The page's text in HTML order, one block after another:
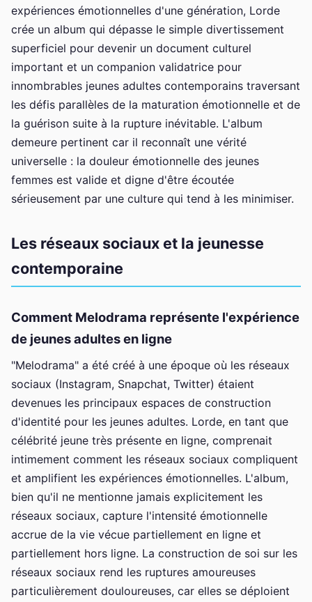
expériences émotionnelles d'une génération, Lorde
crée un album qui dépasse le simple divertissement
superficiel pour devenir un document culturel
important et un companion validatrice pour
innombrables jeunes adultes contemporains traversant
les défis parallèles de la maturation émotionnelle et de
la guérison suite à la rupture inévitable. L'album
demeure pertinent car il reconnaît une vérité
universelle : la douleur émotionnelle des jeunes
femmes est valide et digne d'être écoutée
sérieusement par une culture qui tend à les minimiser.
Les réseaux sociaux et la jeunesse
contemporaine
Comment Melodrama représente l'expérience
de jeunes adultes en ligne
"Melodrama" a été créé à une époque où les réseaux
sociaux (Instagram, Snapchat, Twitter) étaient
devenues les principaux espaces de construction
d'identité pour les jeunes adultes. Lorde, en tant que
célébrité jeune très présente en ligne, comprenait
intimement comment les réseaux sociaux compliquent
et amplifient les expériences émotionnelles. L'album,
bien qu'il ne mentionne jamais explicitement les
réseaux sociaux, capture l'intensité émotionnelle
accrue de la vie vécue partiellement en ligne et
partiellement hors ligne. La construction de soi sur les
réseaux sociaux rend les ruptures amoureuses
particulièrement douloureuses, car elles se déploient